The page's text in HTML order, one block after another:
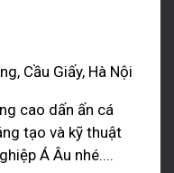
Cầu Giấy, Hà Nội
cao dấn ấn cá
tạo và kỹ thuật
Á Âu nhé....